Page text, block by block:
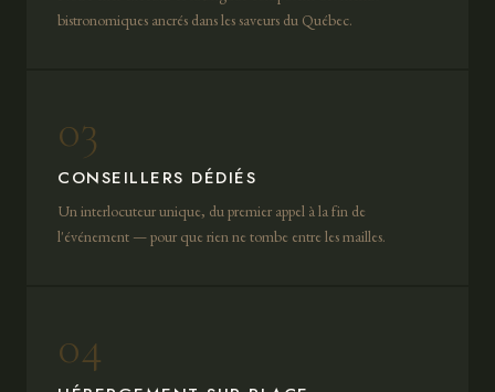
bistronomiques ancrés dans les saveurs du Québec.
03
CONSEILLERS DÉDIÉS
Un interlocuteur unique, du premier appel à la fin de
l'événement — pour que rien ne tombe entre les mailles.
04